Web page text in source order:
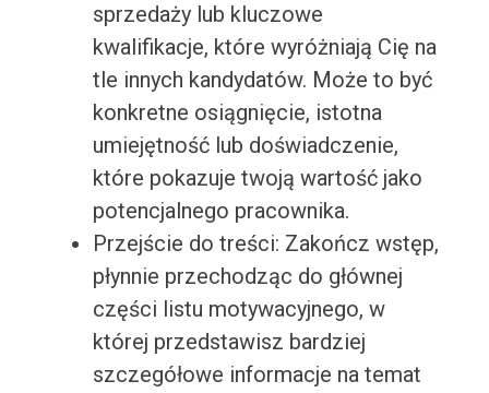
sprzedaży lub kluczowe
kwalifikacje, które wyróżniają Cię na
tle innych kandydatów. Może to być
konkretne osiągnięcie, istotna
umiejętność lub doświadczenie,
które pokazuje twoją wartość jako
potencjalnego pracownika.
Przejście do treści: Zakończ wstęp,
płynnie przechodząc do głównej
części listu motywacyjnego, w
której przedstawisz bardziej
szczegółowe informacje na temat